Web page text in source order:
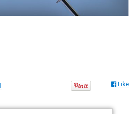
Like